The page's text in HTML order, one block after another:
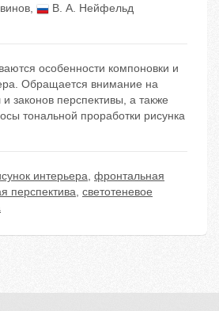
,
В. А. Нейфельд
особенности компоновки и
Обращается внимание на
законов перспективы, а также
тональной проработки рисунка
интерьера, фронтальная
перспектива, светотеневое